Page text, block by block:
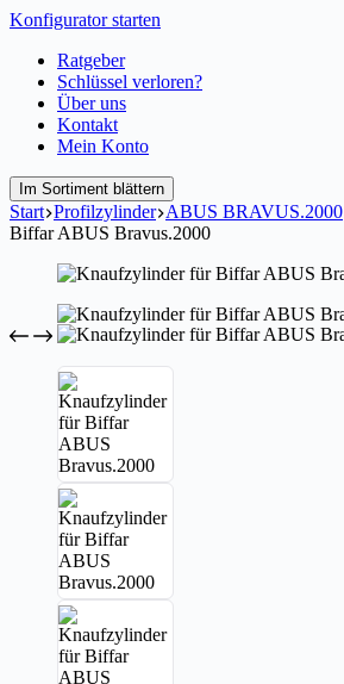
Konfigurator starten
Ratgeber
Schlüssel verloren?
Über uns
Kontakt
Mein Konto
Im Sortiment blättern
Start Profilzylinder ABUS BRAVUS.2000
Biffar ABUS Bravus.2000